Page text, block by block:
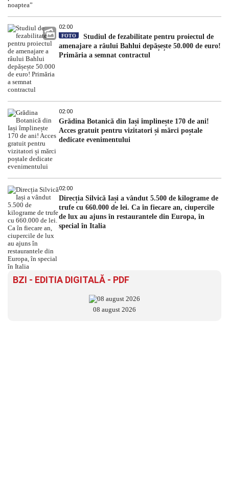
02:00
FOTO
Studiul de fezabilitate pentru proiectul de
amenajare a râului Bahlui depășește 50.000 de euro!
Primăria a semnat contractul
02:00
Grădina Botanică din Iași împlinește 170 de ani!
Acces gratuit pentru vizitatori și mărci poștale
dedicate evenimentului
02:00
Direcția Silvică Iași a vândut 5.500 de kilograme de
trufe cu 660.000 de lei. Ca în fiecare an, ciupercile
de lux au ajuns în restaurantele din Europa, în
special în Italia
BZI - EDITIA DIGITALĂ - PDF
08 august 2026